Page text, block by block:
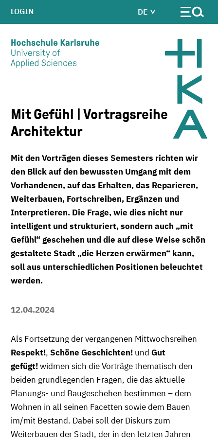
DE
LOGIN
Mit Gefühl | Vortragsreihe
Architektur
Mit den Vorträgen dieses Semesters richten wir
den Blick auf den bewussten Umgang mit dem
Vorhandenen, auf das Erhalten, das Reparieren,
Weiterbauen, Fortschreiben, Ergänzen und
Interpretieren. Die Frage, wie dies nicht nur
intelligent und strukturiert, sondern auch „mit
Gefühl“ geschehen und die auf diese Weise schön
gestaltete Stadt „die Herzen erwärmen“ kann,
soll aus unterschiedlichen Positionen beleuchtet
werden.
12.04.2024
Als Fortsetzung der vergangenen Mittwochsreihen
Respekt!, Schöne Geschichten! und Gut
gefügt!widmen sich die Vorträge thematisch den
beiden grundlegenden Fragen, die das aktuelle
Planungs- und Baugeschehen bestimmen – dem
Wohnen in all seinen Facetten sowie dem Bauen
im/mit Bestand. Dabei soll der Diskurs zum
Weiterbauen der Stadt, der in den letzten Jahren